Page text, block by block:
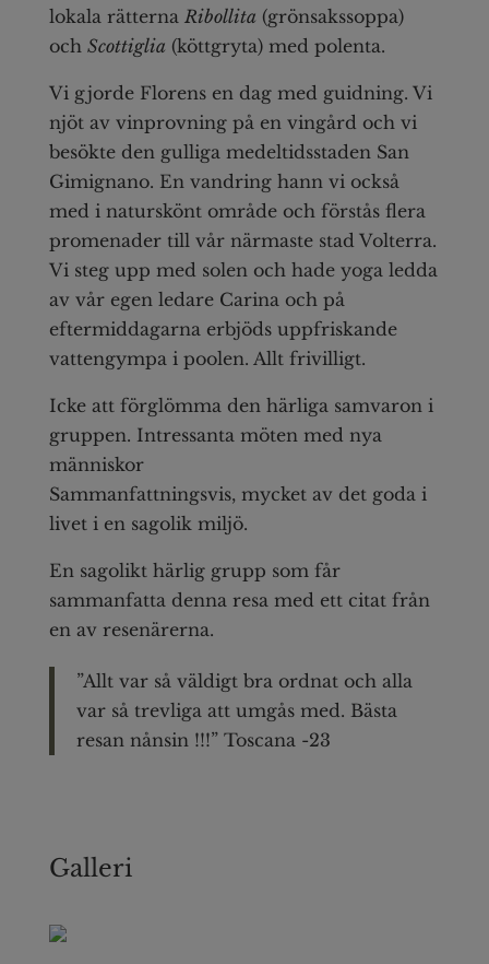
lokala rätterna Ribollita (grönsakssoppa)
och Scottiglia (köttgryta) med polenta.
Vi gjorde Florens en dag med guidning. Vi
njöt av vinprovning på en vingård och vi
besökte den gulliga medeltidsstaden San
Gimignano. En vandring hann vi också
med i naturskönt område och förstås flera
promenader till vår närmaste stad Volterra.
Vi steg upp med solen och hade yoga ledda
av vår egen ledare Carina och på
eftermiddagarna erbjöds uppfriskande
vattengympa i poolen. Allt frivilligt.
Icke att förglömma den härliga samvaron i
gruppen. Intressanta möten med nya
människor
Sammanfattningsvis, mycket av det goda i
livet i en sagolik miljö.
En sagolikt härlig grupp som får
sammanfatta denna resa med ett citat från
en av resenärerna.
”Allt var så väldigt bra ordnat och alla
var så trevliga att umgås med. Bästa
resan nånsin !!!” Toscana -23
Galleri